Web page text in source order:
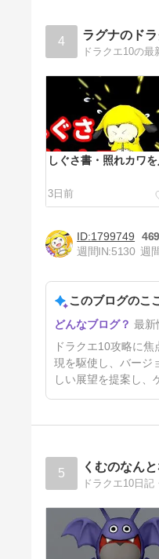
4 ラグナのド
ドラクエ10の
しぐさ書・照れカワを
3日前
これからの『ドラゴン
Xオンライン』中長期
エストXTV 14周年ス
ル】
7日前
1799749
469
週間IN:5130 週
このブログのこ
最新
ドラクエ10攻略に
現を駆使し、バージ
しい展望を提案し、
5 くむのなん